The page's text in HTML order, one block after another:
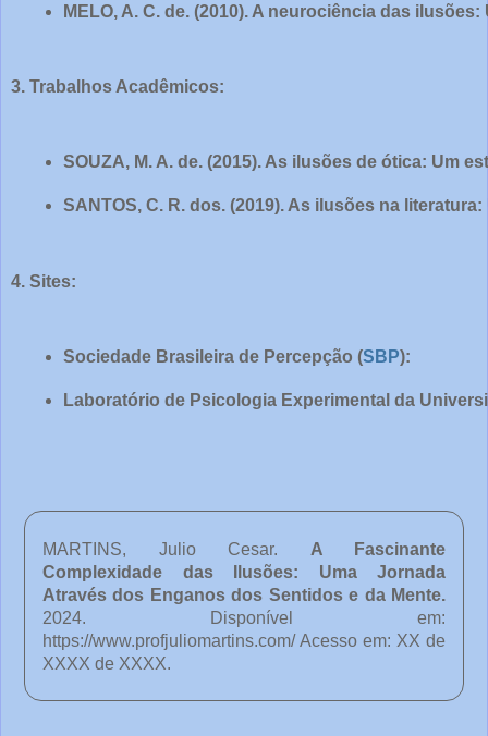
MELO, A. C. de. (2010). A neurociência das
3. Trabalhos Acadêmicos:
SOUZA, M. A. de. (2015). As ilusões de ótica: Um
SANTOS, C. R. dos. (2019). As ilusões na
4. Sites:
Sociedade Brasileira de Percepção (SBP):
Laboratório de Psicologia Experimental da
MARTINS, Julio Cesar. A Fascinante
Complexidade das Ilusões: Uma Jornada
Através dos Enganos dos Sentidos e da Mente.
2024. Disponível em:
https://www.profjuliomartins.com/ Acesso em: XX de
XXXX de XXXX.